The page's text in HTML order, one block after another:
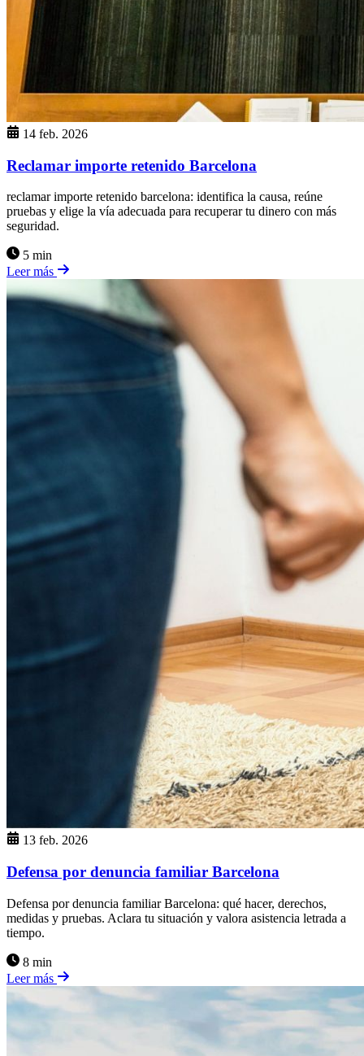
14 feb. 2026
Reclamar importe retenido Barcelona
reclamar importe retenido barcelona: identifica la causa, reúne
pruebas y elige la vía adecuada para recuperar tu dinero con más
seguridad.
5 min
Leer más
13 feb. 2026
Defensa por denuncia familiar Barcelona
Defensa por denuncia familiar Barcelona: qué hacer, derechos,
medidas y pruebas. Aclara tu situación y valora asistencia letrada a
tiempo.
8 min
Leer más